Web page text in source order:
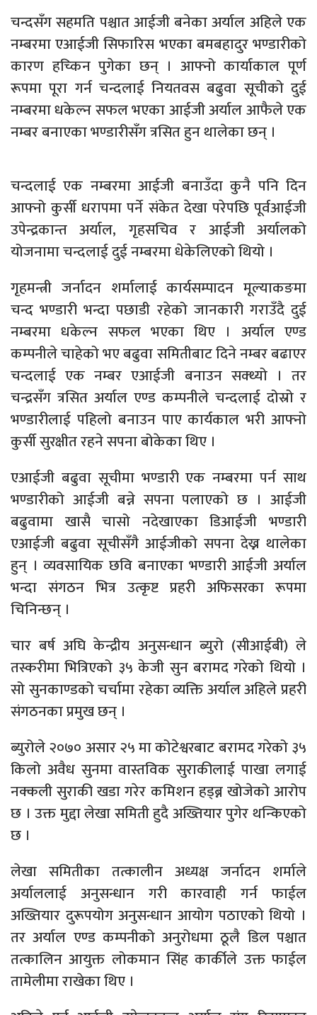
चन्दसँग सहमति पश्चात आईजी बनेका अर्याल अहिले एक
नम्बरमा एआईजी सिफारिस भएका बमबहादुर भण्डारीको
कारण हच्किन पुगेका छन् । आफ्नो कार्याकाल पूर्ण
रूपमा पूरा गर्न चन्दलाई नियतवस बढुवा सूचीको दुई
नम्बरमा धकेल्न सफल भएका आईजी अर्याल आफैले एक
नम्बर बनाएका भण्डारीसँग त्रसित हुन थालेका छन् ।
चन्दलाई एक नम्बरमा आईजी बनाउँदा कुनै पनि दिन
आफ्नो कुर्सी धरापमा पर्ने संकेत देखा परेपछि पूर्वआईजी
उपेन्द्रकान्त अर्याल, गृहसचिव र आईजी अर्यालको
योजनामा चन्दलाई दुई नम्बरमा धेकेलिएको थियो ।
गृहमन्त्री जर्नादन शर्मालाई कार्यसम्पादन मूल्याकङमा
चन्द भण्डारी भन्दा पछाडी रहेको जानकारी गराउँदै दुई
नम्बरमा धकेल्न सफल भएका थिए । अर्याल एण्ड
कम्पनीले चाहेको भए बढुवा समितीबाट दिने नम्बर बढाएर
चन्दलाई एक नम्बर एआईजी बनाउन सक्थ्यो । तर
चन्द्रसँग त्रसित अर्याल एण्ड कम्पनीले चन्दलाई दोस्रो र
भण्डारीलाई पहिलो बनाउन पाए कार्यकाल भरी आफ्नो
कुर्सी सुरक्षीत रहने सपना बोकेका थिए ।
एआईजी बढुवा सूचीमा भण्डारी एक नम्बरमा पर्न साथ
भण्डारीको आईजी बन्ने सपना पलाएको छ । आईजी
बढुवामा खासै चासो नदेखाएका डिआईजी भण्डारी
एआईजी बढुवा सूचीसँगै आईजीको सपना देख्न थालेका
हुन् । व्यवसायिक छवि बनाएका भण्डारी आईजी अर्याल
भन्दा संगठन भित्र उत्कृष्ट प्रहरी अफिसरका रूपमा
चिनिन्छन् ।
चार बर्ष अघि केन्द्रीय अनुसन्धान ब्युरो (सीआईबी) ले
तस्करीमा भित्रिएको ३५ केजी सुन बरामद गरेको थियो ।
सो सुनकाण्डको चर्चामा रहेका व्यक्ति अर्याल अहिले प्रहरी
संगठनका प्रमुख छन् ।
ब्युरोले २०७० असार २५ मा कोटेश्वरबाट बरामद गरेको ३५
किलो अवैध सुनमा वास्तविक सुराकीलाई पाखा लगाई
नक्कली सुराकी खडा गरेर कमिशन हड्ब्न खोजेको आरोप
छ । उक्त मुद्दा लेखा समिती हुदै अख्तियार पुगेर थन्किएको
छ ।
लेखा समितीका तत्कालीन अध्यक्ष जर्नादन शर्माले
अर्याललाई अनुसन्धान गरी कारवाही गर्न फाईल
अख्तियार दुरूपयोग अनुसन्धान आयोग पठाएको थियो ।
तर अर्याल एण्ड कम्पनीको अनुरोधमा ठूलै डिल पश्चात
तत्कालिन आयुक्त लोकमान सिंह कार्कीले उक्त फाईल
तामेलीमा राखेका थिए ।